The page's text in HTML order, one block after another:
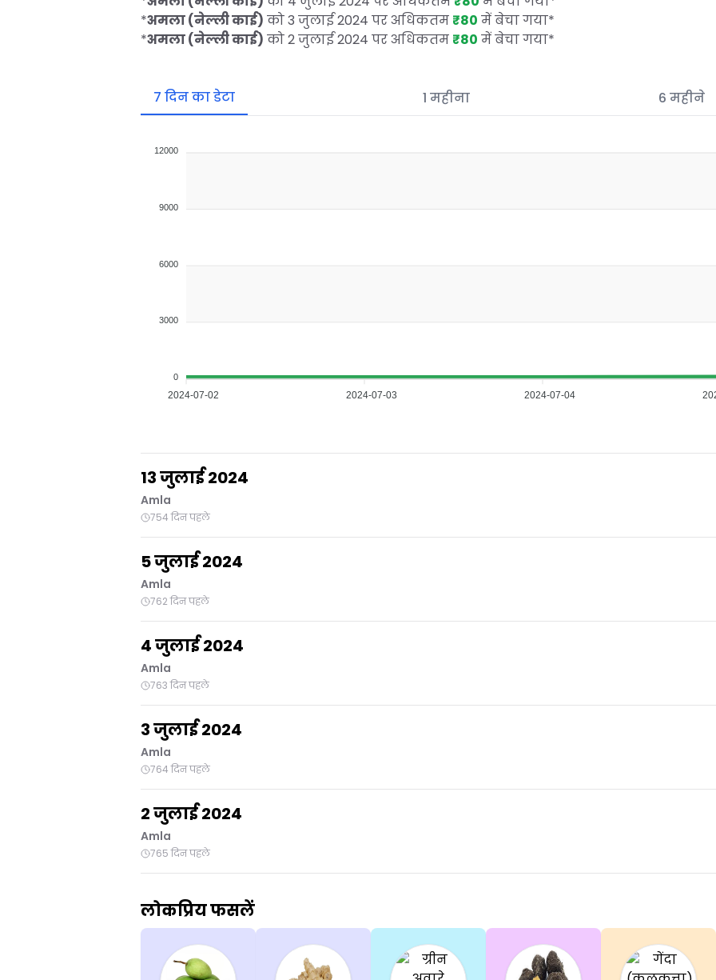
*अमला (नेल्ली काई) को 3 जुलाई 2024 पर अधिकतम ₹80 में बेचा गया*
*अमला (नेल्ली काई) को 2 जुलाई 2024 पर अधिकतम ₹80 में बेचा गया*
7 दिन का डेटा 1 महीना 6 महीने
12000
9000
6000
3000
0
2024-07-02 2024-07-03 2024-07-04
13 जुलाई 2024
Amla
754 दिन पहले
5 जुलाई 2024
Amla
762 दिन पहले
4 जुलाई 2024
Amla
763 दिन पहले
3 जुलाई 2024
Amla
764 दिन पहले
2 जुलाई 2024
Amla
765 दिन पहले
लोकप्रिय फसलें